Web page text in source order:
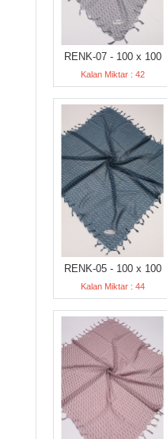
RENK-07 - 100 x 100
Kalan Miktar : 42
RENK-05 - 100 x 100
Kalan Miktar : 44